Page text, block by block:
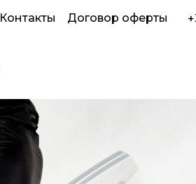
Договор оферты
Контакты